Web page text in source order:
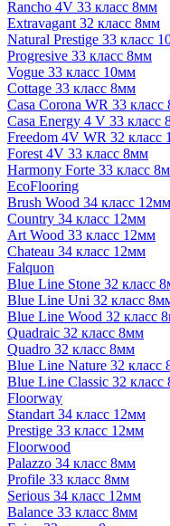
Rancho 4V 33 класс 8мм
Extravagant 32 класс 8мм
Natural Prestige 33 класс
Progresive 33 класс 8мм
Vogue 33 класс 10мм
Cottage 33 класс 8мм
Casa Corona WR 33
Casa Energy 4 V 33 класс
Freedom 4V WR 32 класс
Forest 4V 33 класс 8мм
Harmony Forte 33 класс
EcoFlooring
Brush Wood 34 класс 12мм
Country 34 класс 12мм
Art Wood 33 класс 12мм
Chateau 34 класс 12мм
Falquon
Blue Line Stone 32 класс
Blue Line Uni 32 класс
Blue Line Wood 32 класс
Quadraic 32 класс 8мм
Quadro 32 класс 8мм
Blue Line Nature 32 класс
Blue Line Classic 32 класс
Floorway
Standart 34 класс 12мм
Prestige 33 класс 12мм
Floorwood
Palazzo 34 класс 8мм
Profile 33 класс 8мм
Serious 34 класс 12мм
Balance 33 класс 8мм